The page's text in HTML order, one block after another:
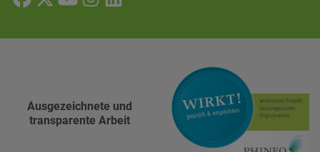
Ausgezeichnete und
transparente Arbeit